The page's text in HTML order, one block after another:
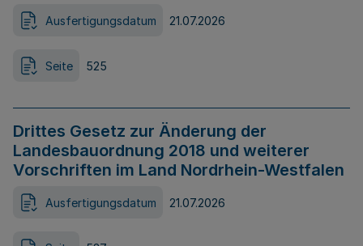
Ausfertigungsdatum 21.07.2026
Seite 525
Drittes Gesetz zur Änderung der
Landesbauordnung 2018 und weiterer
Vorschriften im Land Nordrhein-Westfalen
Ausfertigungsdatum 21.07.2026